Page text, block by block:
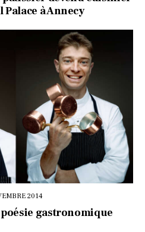
Palace à Annecy
2014
gastronomique